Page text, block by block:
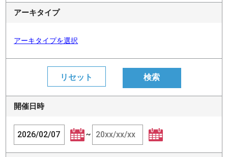
アーキタイプ
アーキタイプを選択
開催日時
~